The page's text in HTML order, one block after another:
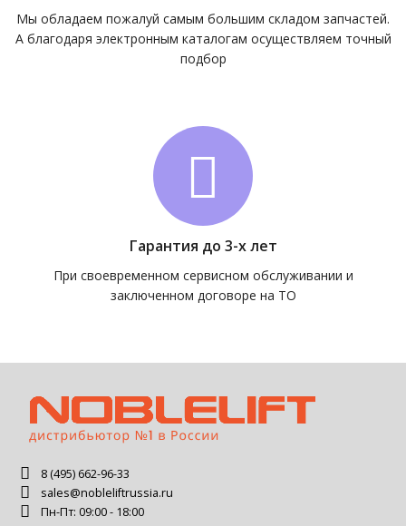
Мы обладаем пожалуй самым большим складом запчастей.
А благодаря электронным каталогам осуществляем точный
подбор
Гарантия до 3-х лет
При своевременном сервисном обслуживании и
заключенном договоре на ТО
8 (495) 662-96-33
sales@nobleliftrussia.ru
Пн-Пт: 09:00 - 18:00